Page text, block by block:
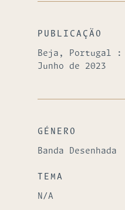
PUBLICAÇÃO
Beja, Portugal :
Junho de 2023
GÉNERO
Banda Desenhada
TEMA
N/A